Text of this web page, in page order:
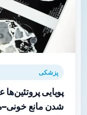
پزشکی
پویایی
شدن مانع